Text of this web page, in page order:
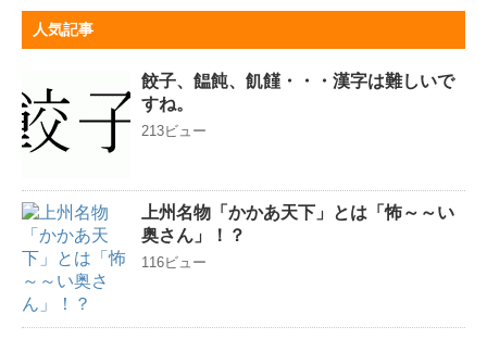
人気記事
餃子、饂飩、飢饉・・・漢字は難しいで
すね。
213ビュー
上州名物「かかあ天下」とは「怖～～い
奥さん」！？
116ビュー